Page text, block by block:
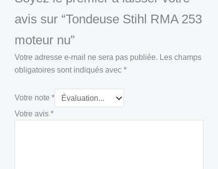
avis sur “Tondeuse Stihl RMA 253
moteur nu”
Votre adresse e-mail ne sera pas publiée. Les champs
obligatoires sont indiqués avec *
Votre note *
Votre avis *